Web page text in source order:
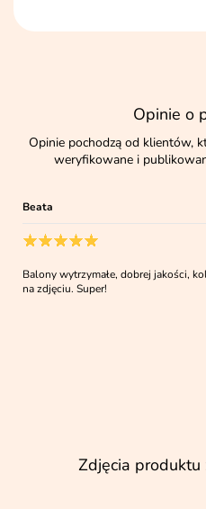
Opinie o
Opinie pochodzą od klientów,
weryfikowane i
Beata
Balony wytrzymałe, dobrej jakości,
na zdjęciu. Super!
Zdjęcia produktu